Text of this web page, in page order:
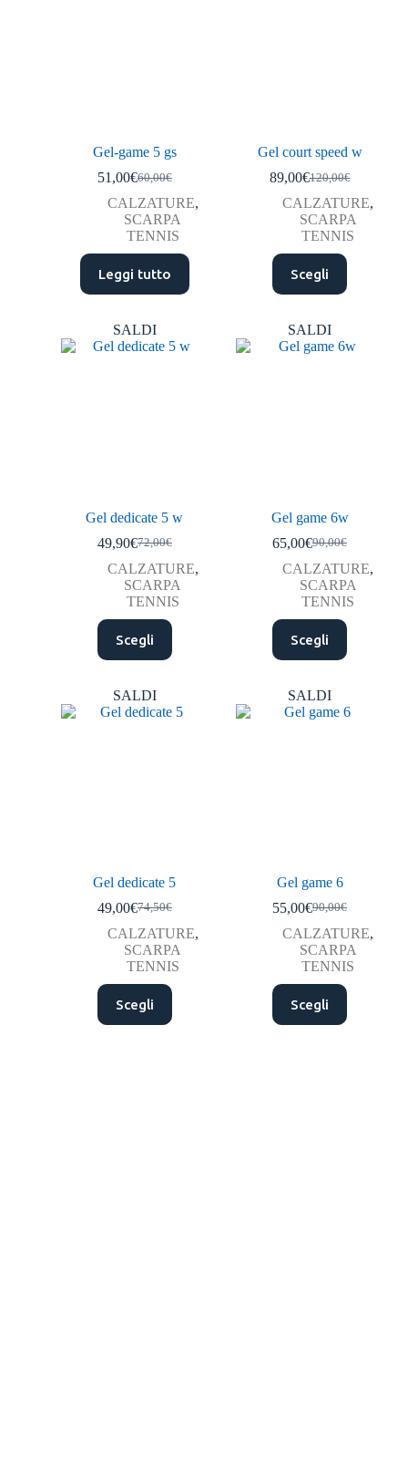
Gel-game 5 gs
60,00€
51,00€
CALZATURE,
SCARPA
TENNIS
Leggi tutto
Gel court speed w
120,00€
89,00€
CALZATURE,
SCARPA
TENNIS
Scegli
SALDI
Gel dedicate 5 w
72,00€
49,90€
CALZATURE,
SCARPA
TENNIS
Scegli
SALDI
Gel game 6w
90,00€
65,00€
CALZATURE,
SCARPA
TENNIS
Scegli
SALDI
Gel dedicate 5
74,50€
49,00€
CALZATURE,
SCARPA
TENNIS
Scegli
SALDI
Gel game 6
90,00€
55,00€
CALZATURE,
SCARPA
TENNIS
Scegli